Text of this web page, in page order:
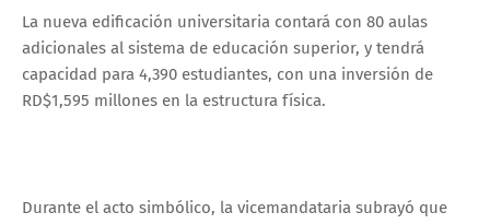
La nueva edificación universitaria contará con 80 aulas
adicionales al sistema de educación superior, y tendrá
capacidad para 4,390 estudiantes, con una inversión de
RD$1,595 millones en la estructura física.
Durante el acto simbólico, la vicemandataria subrayó que